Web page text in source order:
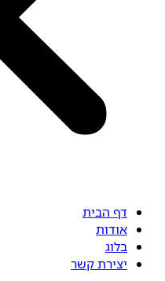
דף הבית
אודות
בלוג
יצירת קשר